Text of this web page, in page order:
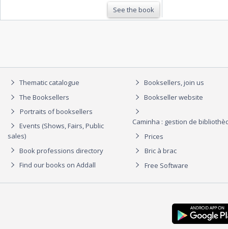
See the book
Thematic catalogue
The Booksellers
Portraits of booksellers
Events (Shows, Fairs, Public
sales)
Book professions directory
Find our books on Addall
Booksellers, join us
Bookseller website
Caminha : gestion de
Prices
Bric à brac
Free Software